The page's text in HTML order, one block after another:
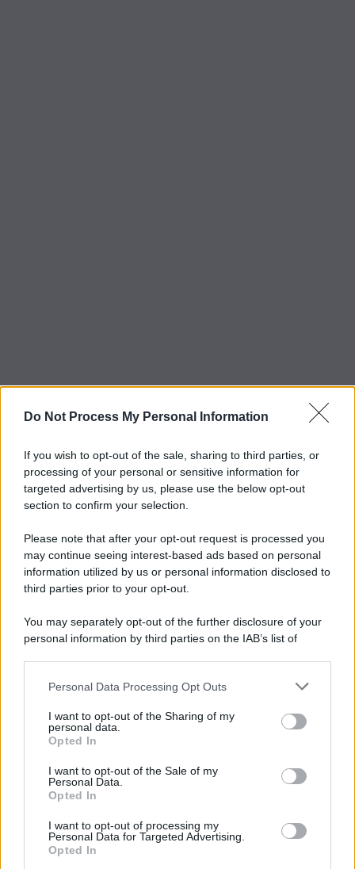
Do Not Process My Personal Information
If you wish to opt-out of the sale, sharing to third parties, or
processing of your personal or sensitive information for
targeted advertising by us, please use the below opt-out
section to confirm your selection.
Please note that after your opt-out request is processed you
may continue seeing interest-based ads based on personal
information utilized by us or personal information disclosed to
third parties prior to your opt-out.
You may separately opt-out of the further disclosure of your
personal information by third parties on the IAB’s list of
This information may also be disclosed by us to third parties
disclose it to other third parties.
Personal Data Processing Opt Outs
I want to opt-out of the Sharing of my
personal data.
Opted In
I want to opt-out of the Sale of my
Personal Data.
Opted In
I want to opt-out of processing my
Personal Data for Targeted Advertising.
Opted In